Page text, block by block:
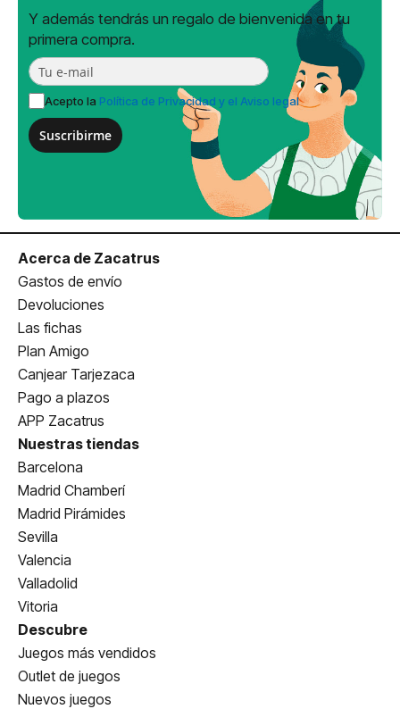
Y además tendrás un regalo de bienvenida en tu
primera compra.
Acepto la Política de Privacidad y el Aviso legal
Suscribirme
Acerca de Zacatrus
Gastos de envío
Devoluciones
Las fichas
Plan Amigo
Canjear Tarjezaca
Pago a plazos
APP Zacatrus
Nuestras tiendas
Barcelona
Madrid Chamberí
Madrid Pirámides
Sevilla
Valencia
Valladolid
Vitoria
Descubre
Juegos más vendidos
Outlet de juegos
Nuevos juegos